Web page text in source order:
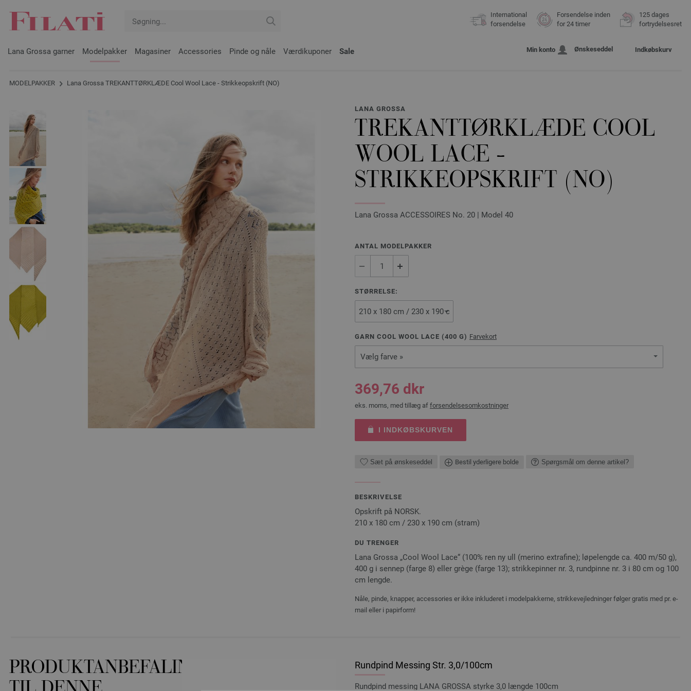
International
forsendelse
Forsendelse inden
for 24 timer
125 dages
fortrydelsesret
Lana Grossa garner Modelpakker Magasiner Accessories Pinde og nåle Værdikuponer Sale Min konto Ønskeseddel Indkøbskurv
MODELPAKKER Lana Grossa TREKANTTØRKLÆDE Cool Wool Lace - Strikkeopskrift (NO)
LANA GROSSA
TREKANTTØRKLÆDE COOL
WOOL LACE -
STRIKKEOPSKRIFT (NO)
Lana Grossa ACCESSOIRES No. 20 | Model 40
ANTAL MODELPAKKER
STØRRELSE:
GARN COOL WOOL LACE (400 G) Farvekort
Vælg farve »
369,76 dkr
eks. moms, med tillæg af forsendelsesomkostninger
I INDKØBSKURVEN
Sæt på ønskeseddel Bestil yderligere bolde Spørgsmål om denne artikel?
BESKRIVELSE
Opskrift på NORSK.
210 x 180 cm / 230 x 190 cm (stram)
DU TRENGER
Lana Grossa „Cool Wool Lace“ (100% ren ny ull (merino extrafine); løpelengde ca. 400 m/50 g),
400 g i sennep (farge 8) eller grège (farge 13); strikkepinner nr. 3, rundpinne nr. 3 i 80 cm og 100
cm lengde.
Nåle, pinde, knapper, accessories er ikke inkluderet i modelpakkerne, strikkevejledninger følger gratis med pr. e-
mail eller i papirform!
PRODUKTANBEFALINGER
Rundpind Messing Str. 3,0/100cm
Rundpind messing LANA GROSSA styrke 3,0 længde 100cm